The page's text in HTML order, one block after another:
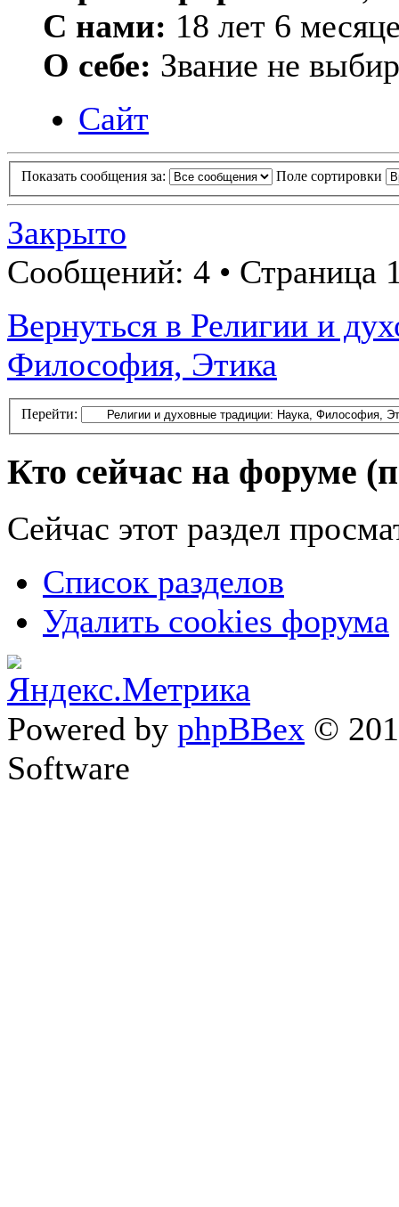
С нами: 18 лет 6
О себе: Звание не
Сайт
Показать сообщения за: Поле сортировки
Закрыто
Сообщений: 4 • Страница
Вернуться в Религии и
Философия, Этика
Перейти:
Кто сейчас на форуме
Сейчас этот раздел
Список разделов
Удалить cookies форума
Powered by phpBBex ©
Software